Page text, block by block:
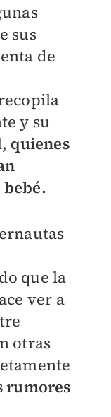
sus
de
y su
quienes
bebé.
que la
ver a
otras
rumores